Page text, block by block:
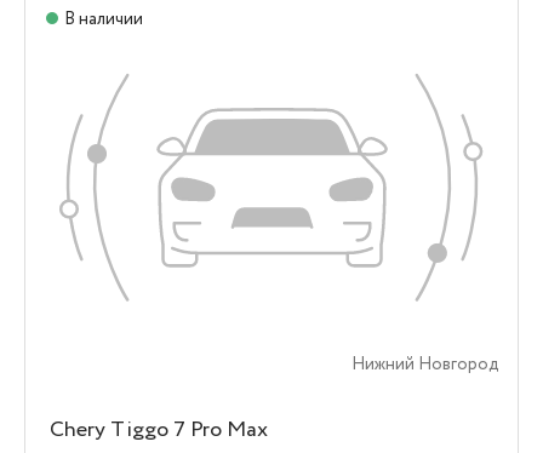
В наличии
Нижний Новгород
Chery Tiggo 7 Pro Max